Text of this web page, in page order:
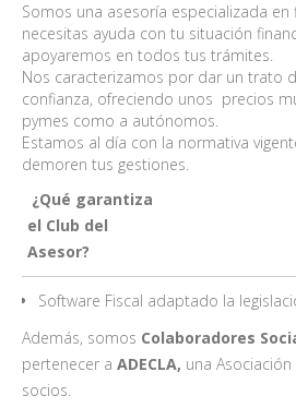
Somos una asesoría especializada en
necesitas ayuda con tu situación
apoyaremos en todos tus trámites.
Nos caracterizamos por dar un trato
confianza, ofreciendo unos precios
pymes como a autónomos.
Estamos al día con la normativa
demoren tus gestiones.
¿Qué garantiza
el Club del
Asesor?
Software Fiscal adaptado la
Además, somos Colaboradores
pertenecer a ADECLA, una
socios.